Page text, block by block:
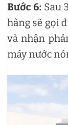
Bước 6: Sau
hàng sẽ gọi
và nhận
máy nước